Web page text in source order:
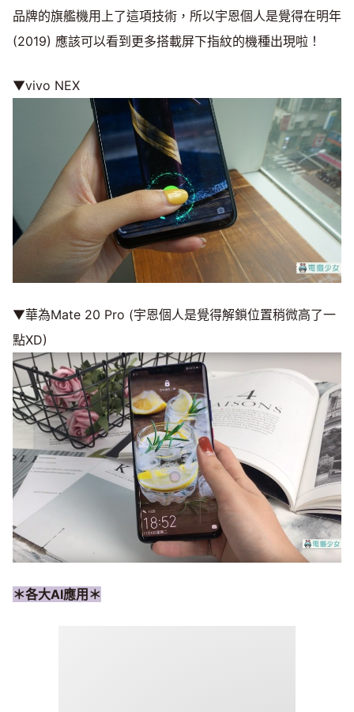
品牌的旗艦機用上了這項技術，所以宇恩個人是覺得在明年
(2019) 應該可以看到更多搭載屏下指紋的機種出現啦！
▼vivo NEX
▼華為Mate 20 Pro (宇恩個人是覺得解鎖位置稍微高了一
點XD)
＊各大AI應用＊